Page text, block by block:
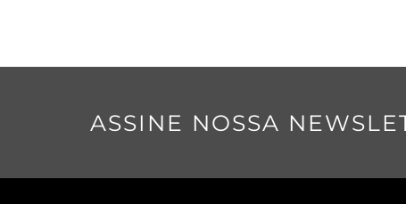
ASSINE NOSSA